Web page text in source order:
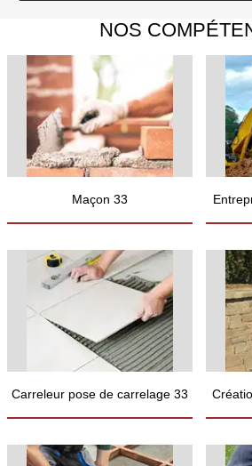
NOS
Maçon 33
Carreleur pose de carrelage 33